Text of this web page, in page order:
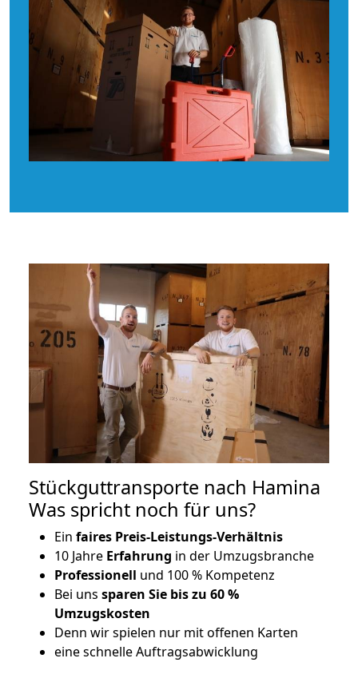
Stückguttransporte nach Hamina
Was spricht noch für uns?
Ein faires Preis-Leistungs-Verhältnis
10 Jahre Erfahrung in der Umzugsbranche
Professionell und 100 % Kompetenz
Bei uns sparen Sie bis zu 60 %
Umzugskosten
Denn wir spielen nur mit offenen Karten
eine schnelle Auftragsabwicklung